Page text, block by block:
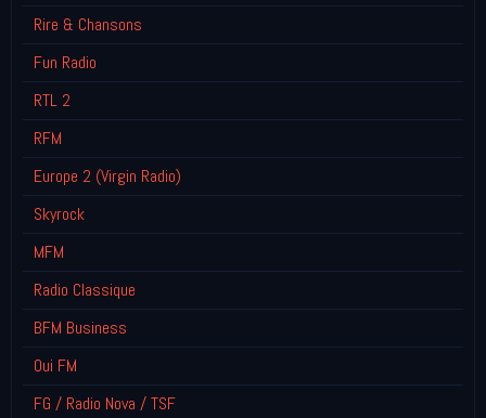
Rire & Chansons
Fun Radio
RTL 2
RFM
Europe 2 (Virgin Radio)
Skyrock
MFM
Radio Classique
BFM Business
Oui FM
FG / Radio Nova / TSF